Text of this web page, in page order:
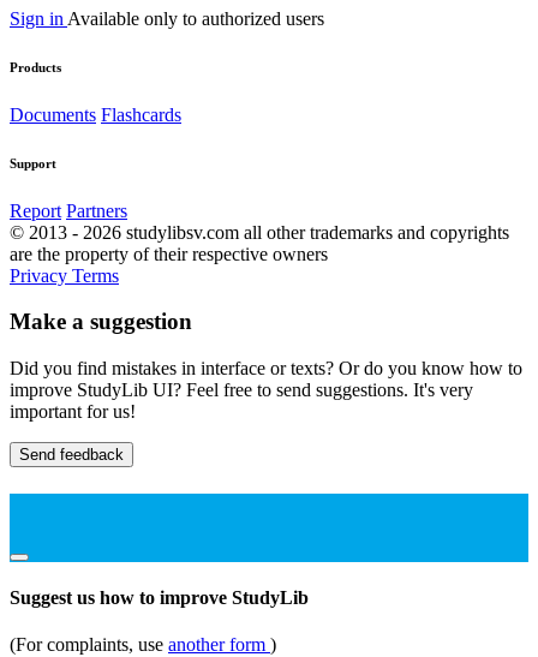
Sign in Available only to authorized users
Products
Documents Flashcards
Support
Report Partners
© 2013 - 2026 studylibsv.com all other trademarks and copyrights
are the property of their respective owners
Privacy Terms
Make a suggestion
Did you find mistakes in interface or texts? Or do you know how to
improve StudyLib UI? Feel free to send suggestions. It's very
important for us!
Send feedback
Suggest us how to improve StudyLib
(For complaints, use another form )